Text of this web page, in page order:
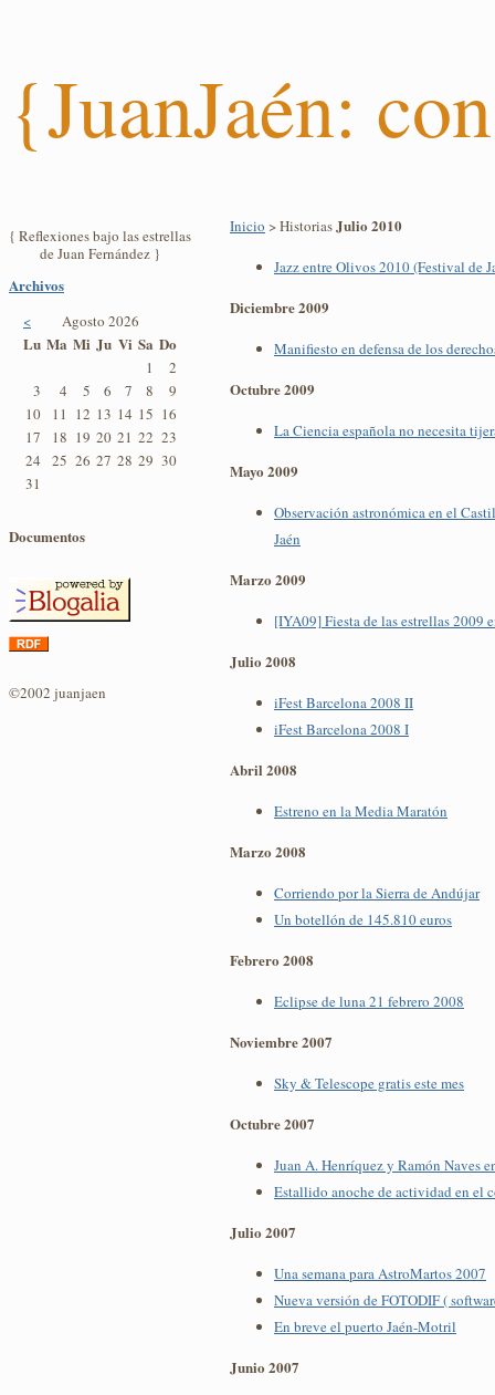
{JuanJaén:
{ Reflexiones bajo las estrellas
de Juan Fernández }
Archivos
< Agosto 2026
Lu Ma Mi Ju Vi Sa Do
1
2
3
4 5 6 7 8
9
10
11 12 13 14 15 16
17
18 19 20 21 22 23
24
25 26 27 28 29 30
31
Documentos
©2002 juanjaen
Inicio > HistoriasJulio 2010
Jazz entre Olivos 2010 (Festival de
Diciembre 2009
Manifiesto en defensa de los
Octubre 2009
La Ciencia española no necesita
Mayo 2009
Observación astronómica en el
Jaén
Marzo 2009
[IYA09] Fiesta de las estrellas 2009
Julio 2008
iFest Barcelona 2008 II
iFest Barcelona 2008 I
Abril 2008
Estreno en la Media Maratón
Marzo 2008
Corriendo por la Sierra de Andújar
Un botellón de 145.810 euros
Febrero 2008
Eclipse de luna 21 febrero 2008
Noviembre 2007
Sky & Telescope gratis este mes
Octubre 2007
Juan A. Henríquez y Ramón Naves
Estallido anoche de actividad en el
Julio 2007
Una semana para AstroMartos 2007
Nueva versión de FOTODIF (
En breve el puerto Jaén-Motril
Junio 2007